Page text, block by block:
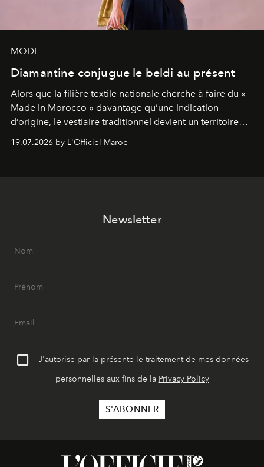
MODE
Diamantine conjugue le beldi au présent
Alors que la filière textile nationale cherche à faire du «
Made in Morocco » davantage qu’une indication
d’origine, le vestiaire traditionnel devient un territoire
d’expérimentation. Avec Néo Beldi, Diamantine en
révise les proportions et les usages pour l’inscrire dans
19.07.2026 by L'Officiel Maroc
Newsletter
J'autorise par la présente le traitement de mes données
personnelles aux fins de la Privacy Policy